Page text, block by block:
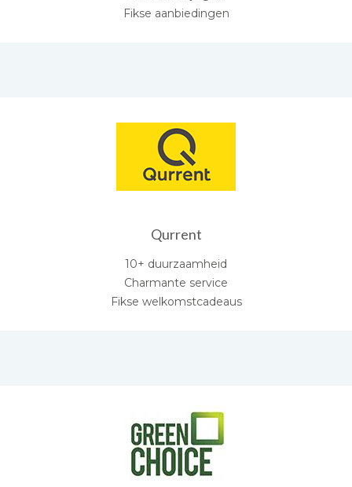
Fikse aanbiedingen
Qurrent
10+ duurzaamheid
Charmante service
Fikse welkomstcadeaus